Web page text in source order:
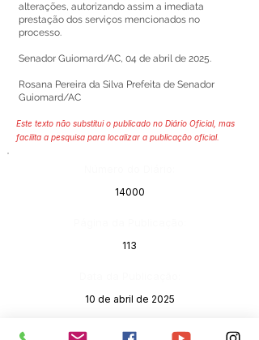
alterações, autorizando assim a imediata
prestação dos serviços mencionados no
processo.
Senador Guiomard/AC, 04 de abril de 2025.
Rosana Pereira da Silva Prefeita de Senador
Guiomard/AC
Este texto não substitui o publicado no Diário Oficial, mas
facilita a pesquisa para localizar a publicação oficial.
14000
113
10 de abril de 2025
Órgão: